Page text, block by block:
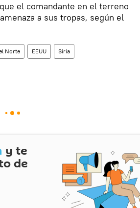
el comandante en el terreno
a sus tropas, según el
Norte EEUU Siria
y te
de